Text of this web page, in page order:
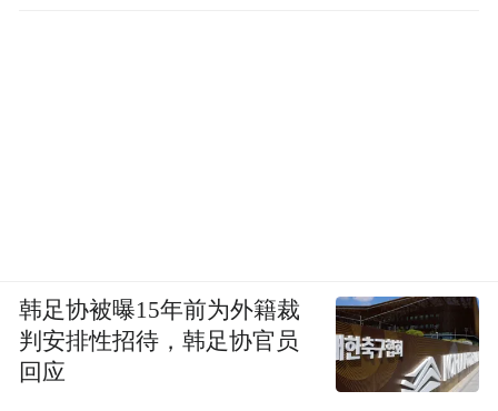
韩足协被曝15年前为外籍裁
判安排性招待，韩足协官员
回应